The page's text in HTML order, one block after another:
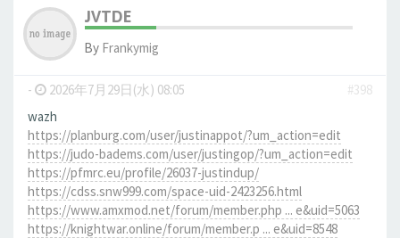
JVTDE
By Frankymig
- 2026年7月29日(水) 08:05
#398
wazh
https://planburg.com/user/justinappot/?um_action=edit
https://judo-badems.com/user/justingop/?um_action=edit
https://pfmrc.eu/profile/26037-justindup/
https://cdss.snw999.com/space-uid-2423256.html
https://www.amxmod.net/forum/member.php ... e&uid=5063
https://knightwar.online/forum/member.p ... e&uid=8548